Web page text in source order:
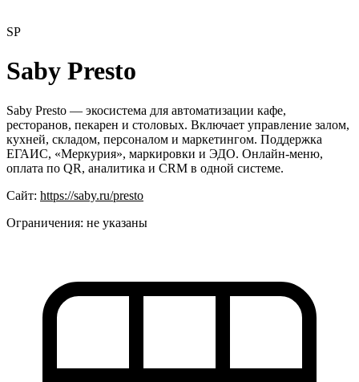
SP
Saby Presto
Saby Presto — экосистема для автоматизации кафе,
ресторанов, пекарен и столовых. Включает управление залом,
кухней, складом, персоналом и маркетингом. Поддержка
ЕГАИС, «Меркурия», маркировки и ЭДО. Онлайн-меню,
оплата по QR, аналитика и CRM в одной системе.
Сайт: https://saby.ru/presto
Ограничения: не указаны